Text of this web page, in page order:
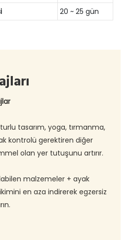
20 ~ 25 gün
tasarım, yoga, tırmanma,
kontrolü gerektiren diğer
olan yer tutuşunu artırır.
malzemeler + ayak
en aza indirerek egzersiz